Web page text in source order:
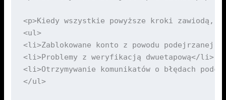
<p>Kiedy wszystkie powyższe kroki zawiodą,
<ul>
<li>Zablokowane konto z powodu podejrzanej
<li>Problemy z weryfikacją dwuetapową</li>
<li>Otrzymywanie komunikatów o błędach
</ul>